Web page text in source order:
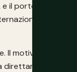
il porto
motivo è la
sul